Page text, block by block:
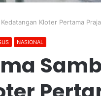
Kloter Pertama
NASIONAL